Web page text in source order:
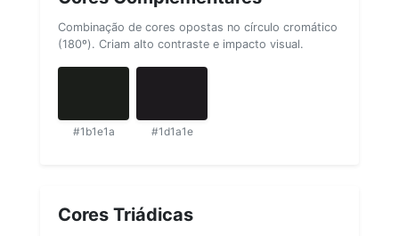
Combinação de cores opostas no círculo cromático
(180º). Criam alto contraste e impacto visual.
#1b1e1a #1d1a1e
Cores Triádicas